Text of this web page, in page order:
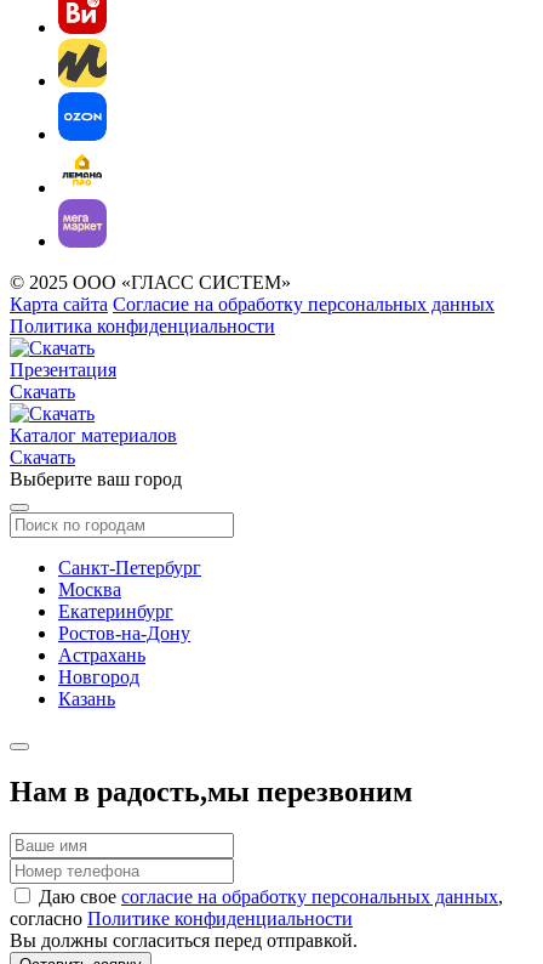
© 2025 ООО «ГЛАСС СИСТЕМ»
Карта сайта Согласие на обработку персональных данных
Политика конфиденциальности
Презентация
Скачать
Каталог материалов
Скачать
Выберите ваш город
Санкт-Петербург
Москва
Екатеринбург
Ростов-на-Дону
Астрахань
Новгород
Казань
Нам в радость,мы перезвоним
Даю свое согласие на обработку персональных данных,
согласно Политике конфиденциальности
Вы должны согласиться перед отправкой.